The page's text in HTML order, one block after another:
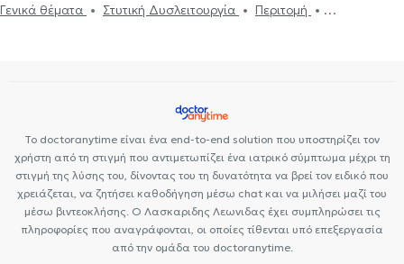
Γενικά θέματα
Στυτική Δυσλειτουργία
Περιτομή
Το doctoranytime είναι ένα end-to-end solution που υποστηρίζει τον
χρήστη από τη στιγμή που αντιμετωπίζει ένα ιατρικό σύμπτωμα μέχρι τη
στιγμή της λύσης του, δίνοντας του τη δυνατότητα να βρεί τον ειδικό που
χρειάζεται, να ζητήσει καθοδήγηση μέσω chat και να μιλήσει μαζί του
μέσω βιντεοκλήσης. Ο Λασκαριδης Λεωνιδας έχει συμπληρώσει τις
πληροφορίες που αναγράφονται, οι οποίες τίθενται υπό επεξεργασία
από την ομάδα του doctoranytime.